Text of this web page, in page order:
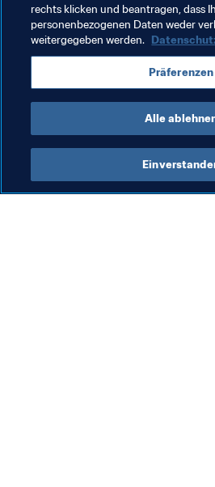
Verwandte Themen
Tahiti Mexico USA
Italy Paraguay
rechts klicken und beantragen, dass
personenbezogenen Daten weder
weitergegeben werden.
Präferenzen
Alle